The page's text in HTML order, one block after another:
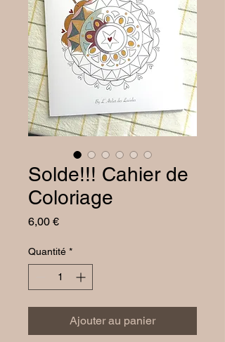
Solde!!! Cahier de
Coloriage
6,00 €Prix
Quantité *
Ajouter au panier